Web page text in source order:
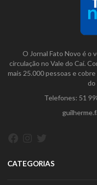
O Jornal Fato Novo é o
circulação no Vale do Caí.
mais 25.000 pessoas e
do
Telefones: 51
CATEGORIAS